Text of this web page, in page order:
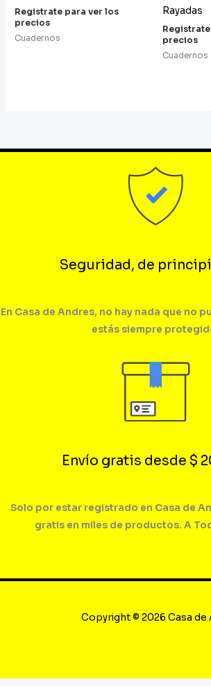
Registrate para ver los
precios
Cuadernos
Rayadas
precios
Cuadernos
Seguridad, de
En Casa de Andres, no hay nada que no
estás siempre
Envío gratis desde $
Solo por estar registrado en Casa de
gratis en miles de productos. A
Copyright © 2026 Casa de